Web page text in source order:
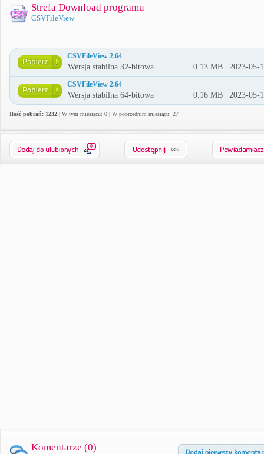
Strefa Download programu
CSVFileView
CSVFileView 2.64
Wersja stabilna 32-bitowa 0.13 MB | 2023-05-
CSVFileView 2.64
Wersja stabilna 64-bitowa 0.16 MB | 2023-05-
Ilość pobrań: 1232 | W tym miesiącu: 0 | W poprzednim miesiącu: 27
0
Komentarze (0)